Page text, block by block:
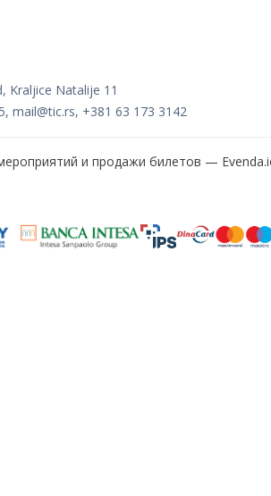
Kraljice Natalije 11
mail@tic.rs, +381 63 173 3142
и продажи билетов —